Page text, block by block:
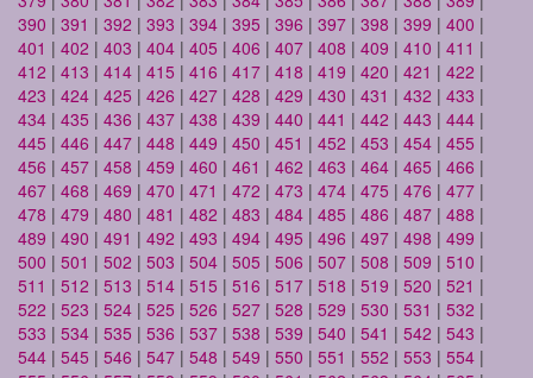
390 | 391 | 392 | 393 | 394 | 395 | 396 | 397 | 398 | 399 | 400 |
401 | 402 | 403 | 404 | 405 | 406 | 407 | 408 | 409 | 410 | 411 |
412 | 413 | 414 | 415 | 416 | 417 | 418 | 419 | 420 | 421 | 422 |
423 | 424 | 425 | 426 | 427 | 428 | 429 | 430 | 431 | 432 | 433 |
434 | 435 | 436 | 437 | 438 | 439 | 440 | 441 | 442 | 443 | 444 |
445 | 446 | 447 | 448 | 449 | 450 | 451 | 452 | 453 | 454 | 455 |
456 | 457 | 458 | 459 | 460 | 461 | 462 | 463 | 464 | 465 | 466 |
467 | 468 | 469 | 470 | 471 | 472 | 473 | 474 | 475 | 476 | 477 |
478 | 479 | 480 | 481 | 482 | 483 | 484 | 485 | 486 | 487 | 488 |
489 | 490 | 491 | 492 | 493 | 494 | 495 | 496 | 497 | 498 | 499 |
500 | 501 | 502 | 503 | 504 | 505 | 506 | 507 | 508 | 509 | 510 |
511 | 512 | 513 | 514 | 515 | 516 | 517 | 518 | 519 | 520 | 521 |
522 | 523 | 524 | 525 | 526 | 527 | 528 | 529 | 530 | 531 | 532 |
533 | 534 | 535 | 536 | 537 | 538 | 539 | 540 | 541 | 542 | 543 |
544 | 545 | 546 | 547 | 548 | 549 | 550 | 551 | 552 | 553 | 554 |